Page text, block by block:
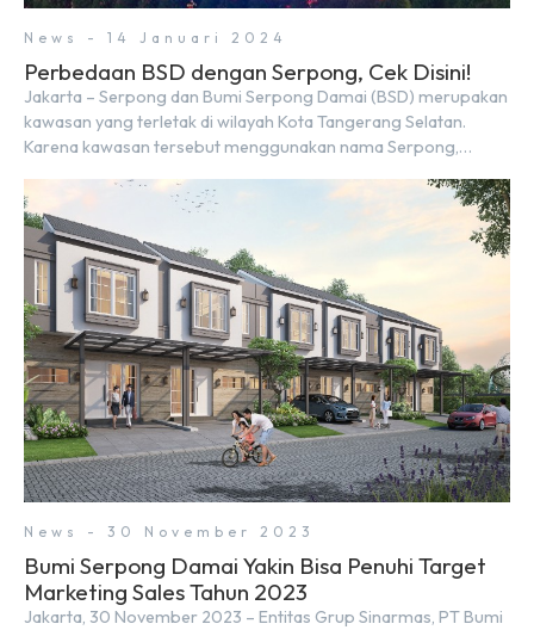
News - 14 Januari 2024
Perbedaan BSD dengan Serpong, Cek Disini!
Jakarta – Serpong dan Bumi Serpong Damai (BSD) merupakan
kawasan yang terletak di wilayah Kota Tangerang Selatan.
Karena kawasan tersebut menggunakan nama Serpong,
merupakan tempat yang sama. Padahal anggapan tersebut
kurang tepat. Sebab Serpong dan BSD merupakan dua
kawasan yang berbeda. Berikut penjelasannya. Baca Juga: […]
News - 30 November 2023
Bumi Serpong Damai Yakin Bisa Penuhi Target
Marketing Sales Tahun 2023
Jakarta, 30 November 2023 – Entitas Grup Sinarmas, PT Bumi